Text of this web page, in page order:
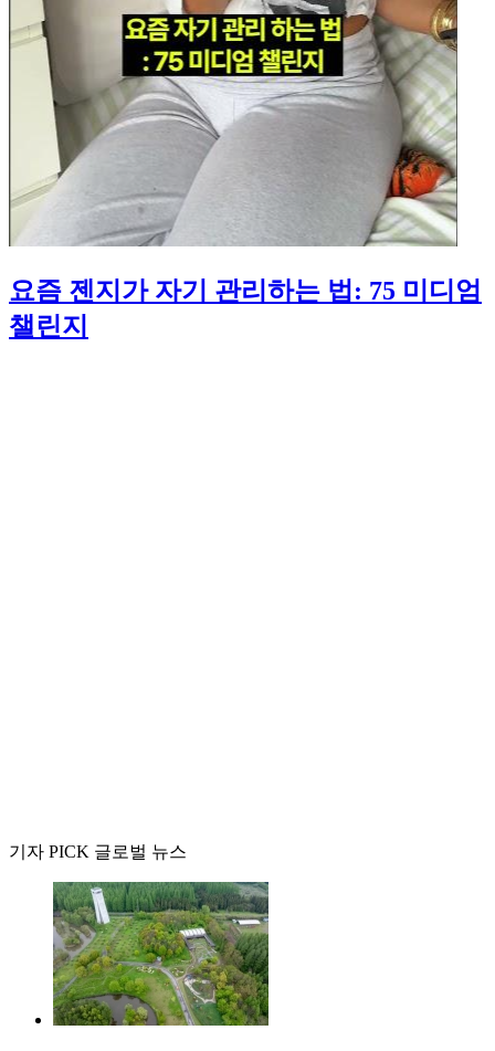
요즘 젠지가 자기 관리하는 법: 75 미디엄
챌린지
기자 PICK 글로벌 뉴스